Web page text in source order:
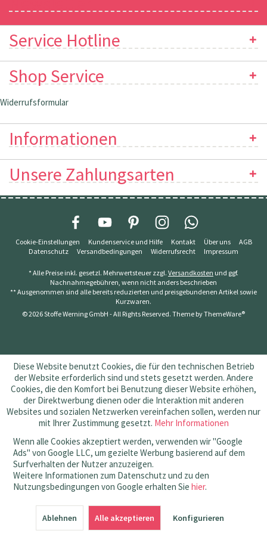
Service Hotline
Shop Service
Widerrufsformular
Informationen
Unsere Zahlungsarten
Cookie-Einstellungen Kundenservice und Hilfe Kontakt Über uns
AGB
Datenschutz
Versandbedingungen Widerrufsrecht Impressum
* Alle Preise inkl. gesetzl. Mehrwertsteuer zzgl. Versandkosten und ggf.
Nachnahmegebühren, wenn nicht anders beschrieben
** Ausgenommen sind alle bereits reduzierten und preisgebundenen Artikel sowie
Kurzwaren.
© 2026 Stoffe Werning GmbH - All Rights Reserved. Theme byThemeWare®
Diese Website benutzt Cookies, die für den technischen Betrieb
der Website erforderlich sind und stets gesetzt werden. Andere
Cookies, die den Komfort bei Benutzung dieser Website erhöhen,
der Direktwerbung dienen oder die Interaktion mit anderen
Websites und sozialen Netzwerken vereinfachen sollen, werden nur
mit Ihrer Zustimmung gesetzt. Mehr Informationen
Wenn alle Cookies akzeptiert werden, verwenden wir "Google
Ads" von Google LLC, um gezielte Werbung basierend auf dem
Surfverhalten der Nutzer anzuzeigen.
Weitere Informationen zum Datenschutz und zu den
Nutzungsbedingungen von Google erhalten Sie hier.
Ablehnen Alle akzeptieren Konfigurieren
SEHR GUT (4.83 / 5)
aus145Bewertungen bei: amazon.de, shopvote.de ⓘ
Informationen zur Echtheit der Bewertungen